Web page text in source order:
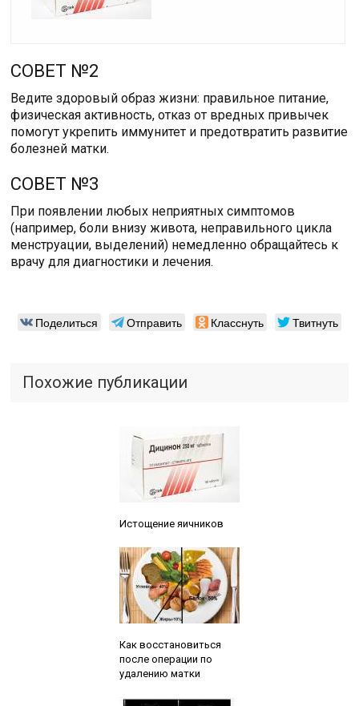
СОВЕТ №2
Ведите здоровый образ жизни: правильное питание,
физическая активность, отказ от вредных привычек
помогут укрепить иммунитет и предотвратить развитие
болезней матки.
СОВЕТ №3
При появлении любых неприятных симптомов
(например, боли внизу живота, неправильного цикла
менструации, выделений) немедленно обращайтесь к
врачу для диагностики и лечения.
Поделиться Отправить Класснуть Твитнуть
Похожие публикации
Истощение яичников
Как восстановиться
после операции по
удалению матки